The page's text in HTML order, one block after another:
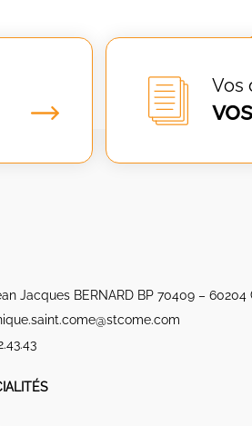
Vos
Jacques BERNARD BP 70409 –